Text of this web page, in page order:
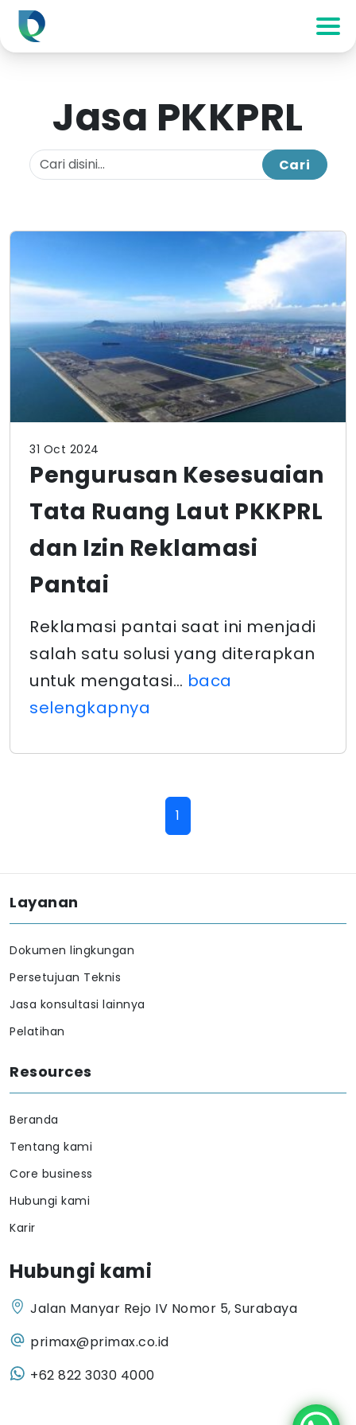
Jasa PKKPRL
Cari
31 Oct 2024
Pengurusan Kesesuaian
Tata Ruang Laut PKKPRL
dan Izin Reklamasi
Pantai
Reklamasi pantai saat ini menjadi
salah satu solusi yang diterapkan
untuk mengatasi… baca
selengkapnya
1
Hubungi kami
Jalan Manyar Rejo IV Nomor 5, Surabaya
primax@primax.co.id
+62 822 3030 4000
Layanan
Dokumen lingkungan
Persetujuan Teknis
Jasa konsultasi lainnya
Pelatihan
Resources
Beranda
Tentang kami
Core business
Hubungi kami
Karir